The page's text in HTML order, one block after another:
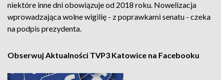
niektóre inne dni obowiązuje od 2018 roku. Nowelizacja
wprowadzająca wolne wigilię - z poprawkami senatu - czeka
na podpis prezydenta.
Obserwuj Aktualności TVP3 Katowice na Facebooku